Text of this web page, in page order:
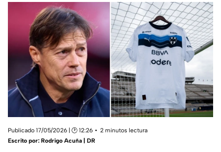
Publicado 17/05/2026 | 🕑 12:26
2 minutos lectura
Escrito por: Rodrigo Acuña | DR